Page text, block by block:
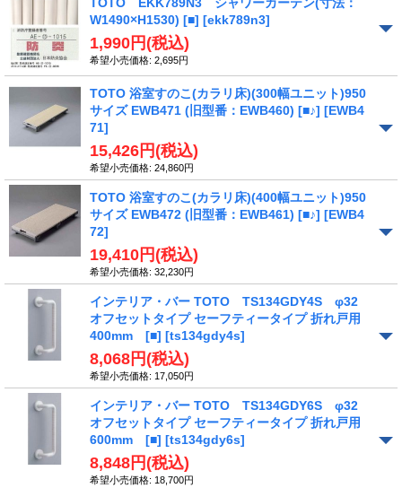
W1490×H1530) [■] [ekk789n3]
1,990円 (税込)
希望小売価格: 2,695円
TOTO 浴室すのこ(カラリ床)(300幅ユニット)950
サイズ EWB471 (旧型番：EWB460) [■♪] [EWB4
71]
15,426円 (税込)
希望小売価格: 24,860円
TOTO 浴室すのこ(カラリ床)(400幅ユニット)950
サイズ EWB472 (旧型番：EWB461) [■♪] [EWB4
72]
19,410円 (税込)
希望小売価格: 32,230円
インテリア・バー TOTO TS134GDY4S φ32
オフセットタイプ セーフティータイプ 折れ戸用
400mm [■] [ts134gdy4s]
8,068円 (税込)
希望小売価格: 17,050円
インテリア・バー TOTO TS134GDY6S φ32
オフセットタイプ セーフティータイプ 折れ戸用
600mm [■] [ts134gdy6s]
8,848円 (税込)
希望小売価格: 18,700円